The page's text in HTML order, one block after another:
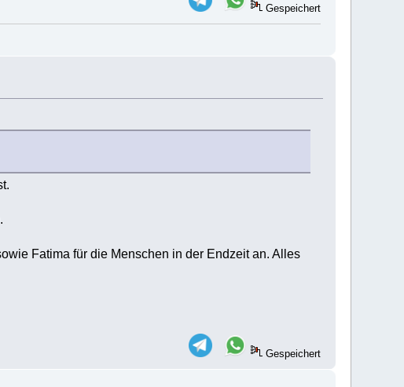
Gespeichert
Fatima für die Menschen in der Endzeit an. Alles
Gespeichert